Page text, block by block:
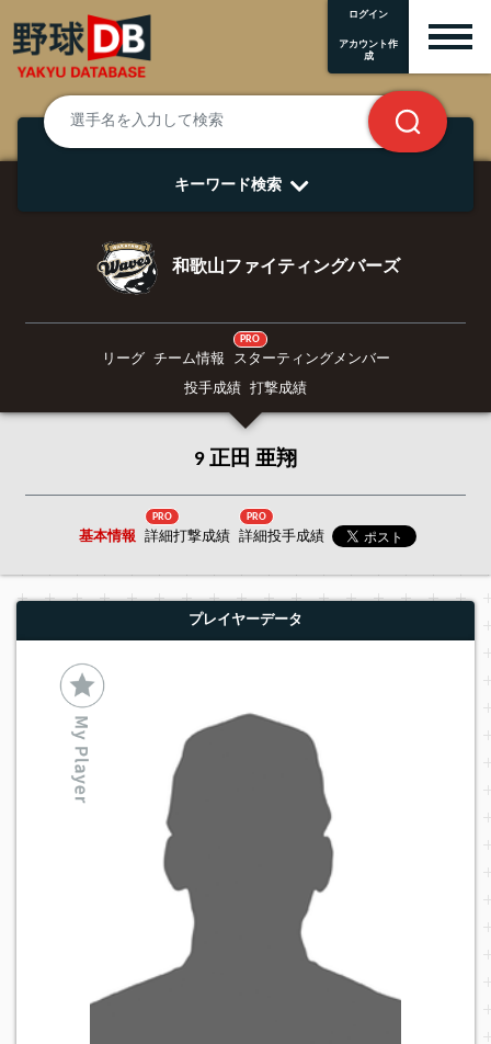
ログイン
アカウント作
成
キーワード検索
和歌山ファイティングバーズ
リーグ チーム情報
PRO
スターティングメンバー
投手成績 打撃成績
9 正田 亜翔
基本情報
PRO
詳細打撃成績
PRO
詳細投手成績
プレイヤーデータ